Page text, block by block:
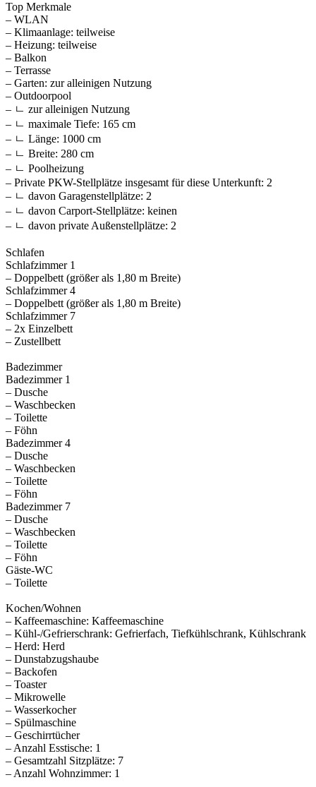
Top Merkmale
– WLAN
– Klimaanlage: teilweise
– Heizung: teilweise
– Balkon
– Terrasse
– Garten: zur alleinigen Nutzung
– Outdoorpool
– ㄴ zur alleinigen Nutzung
– ㄴ maximale Tiefe: 165 cm
– ㄴ Länge: 1000 cm
– ㄴ Breite: 280 cm
– ㄴ Poolheizung
– Private PKW-Stellplätze insgesamt für diese Unterkunft: 2
– ㄴ davon Garagenstellplätze: 2
– ㄴ davon Carport-Stellplätze: keinen
– ㄴ davon private Außen­stellplätze: 2
Schlafen
Schlafzimmer 1
– Doppelbett (größer als 1,80 m Breite)
Schlafzimmer 4
– Doppelbett (größer als 1,80 m Breite)
Schlafzimmer 7
– 2x Einzelbett
– Zustellbett
Badezimmer
Badezimmer 1
– Dusche
– Waschbecken
– Toilette
– Föhn
Badezimmer 4
– Dusche
– Waschbecken
– Toilette
– Föhn
Badezimmer 7
– Dusche
– Waschbecken
– Toilette
– Föhn
Gäste-WC
– Toilette
Kochen/Wohnen
– Kaffeemaschine: Kaffeemaschine
– Kühl-/Gefrierschrank: Gefrierfach, Tiefkühlschrank, Kühlschrank
– Herd: Herd
– Dunstabzugshaube
– Backofen
– Toaster
– Mikrowelle
– Wasserkocher
– Spülmaschine
– Geschirrtücher
– Anzahl Esstische: 1
– Gesamtzahl Sitzplätze: 7
– Anzahl Wohnzimmer: 1